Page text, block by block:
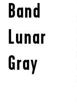
Band
Lunar
Gray